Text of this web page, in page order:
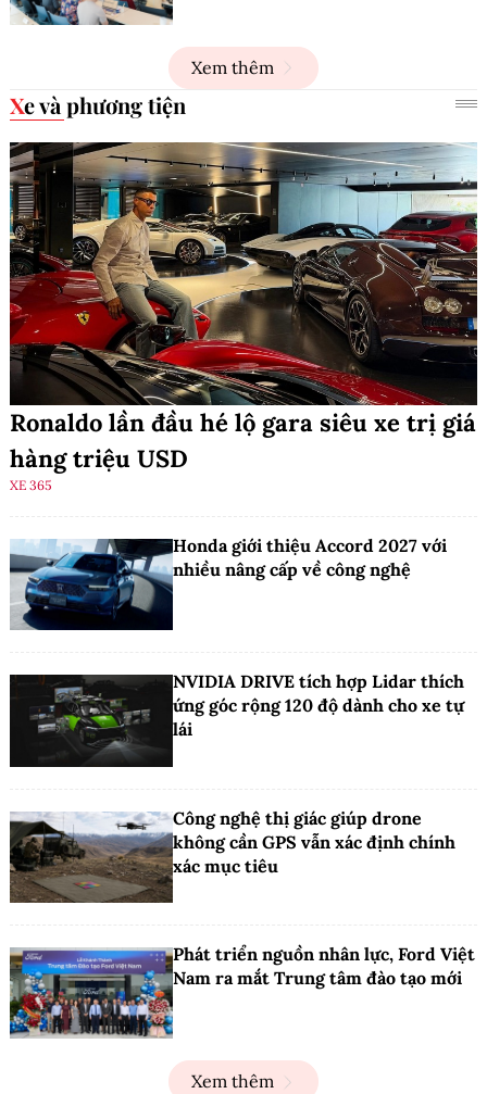
Xem thêm
Xe và phương tiện
Ronaldo lần đầu hé lộ gara siêu xe trị giá
hàng triệu USD
XE 365
Honda giới thiệu Accord 2027 với
nhiều nâng cấp về công nghệ
NVIDIA DRIVE tích hợp Lidar thích
ứng góc rộng 120 độ dành cho xe tự
lái
Công nghệ thị giác giúp drone
không cần GPS vẫn xác định chính
xác mục tiêu
Phát triển nguồn nhân lực, Ford Việt
Nam ra mắt Trung tâm đào tạo mới
Xem thêm